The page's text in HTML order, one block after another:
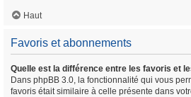
Haut
Favoris et abonnements
Quelle est la différence entre les favoris et
Dans phpBB 3.0, la fonctionnalité qui vous
favoris était similaire à celle présente dans